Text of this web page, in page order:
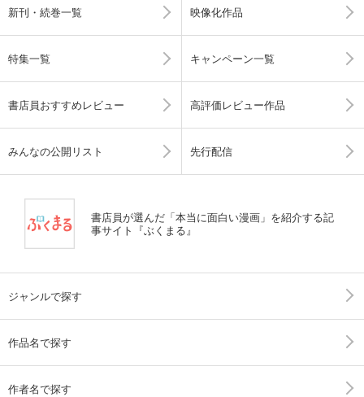
新刊・続巻一覧 映像化作品
特集一覧 キャンペーン一覧
書店員おすすめレビュー 高評価レビュー作品
みんなの公開リスト 先行配信
書店員が選んだ「本当に面白い漫画」を紹介する記
事サイト『ぶくまる』
ジャンルで探す
作品名で探す
作者名で探す